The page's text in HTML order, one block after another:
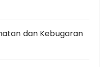
dan Kebugaran